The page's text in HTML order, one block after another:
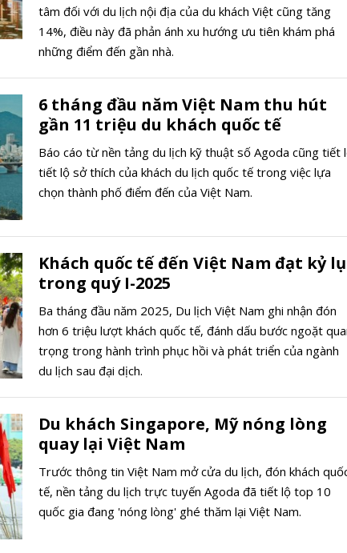
tâm đối với du lịch nội địa của du khách Việt cũng tăng
14%, điều này đã phản ánh xu hướng ưu tiên khám phá
những điểm đến gần nhà.
6 tháng đầu năm Việt Nam thu hút
gần 11 triệu du khách quốc tế
Báo cáo từ nền tảng du lịch kỹ thuật số Agoda cũng tiết
tiết lộ sở thích của khách du lịch quốc tế trong việc lựa
chọn thành phố điểm đến của Việt Nam.
Khách quốc tế đến Việt Nam đạt kỷ
trong quý I-2025
Ba tháng đầu năm 2025, Du lịch Việt Nam ghi nhận đón
hơn 6 triệu lượt khách quốc tế, đánh dấu bước ngoặt
trọng trong hành trình phục hồi và phát triển của ngành
du lịch sau đại dịch.
Du khách Singapore, Mỹ nóng lòng
quay lại Việt Nam
Trước thông tin Việt Nam mở cửa du lịch, đón khách
tế, nền tảng du lịch trực tuyến Agoda đã tiết lộ top 10
quốc gia đang 'nóng lòng' ghé thăm lại Việt Nam.